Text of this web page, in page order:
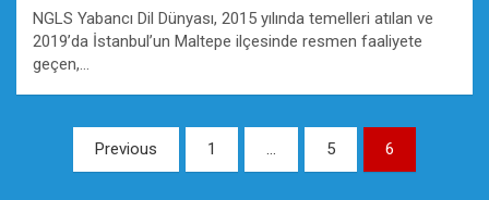
NGLS Yabancı Dil Dünyası, 2015 yılında temelleri atılan ve
2019’da İstanbul’un Maltepe ilçesinde resmen faaliyete
geçen,…
gezinmesi
Previous 1 … 5 6